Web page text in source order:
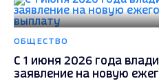
ОБЩЕСТВО
С 1 июня 2026 года
заявление на новую